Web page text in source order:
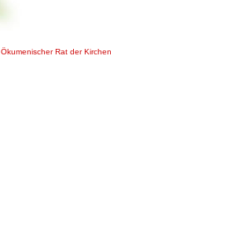
Ökumenischer Rat der Kirchen